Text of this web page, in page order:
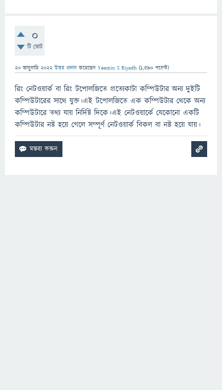
0
টি ভোট
20 জানুয়ারি 2022 উত্তর প্রদান করেছেন Yeamin S Riyadh (1,590 পয়েন্ট)
রিং নেটওয়ার্ক বা রিং টপোলজিতে প্রত্যেকাটা কম্পিউটার অন্য দুইটি
কম্পিউটারের সাথে যুক্ত।এই টপোলজিতে এক কম্পিউটার থেকে অন্য
কম্পিউটারে তথ্য যায় নির্দিষ্ট দিকে।এই নেটওয়ার্কে যেকোনো একটি
কম্পিউটার নষ্ট হয়ে গেলে সম্পূর্ণ নেটওয়ার্ক বিকল বা নষ্ট হয়ে যায়।